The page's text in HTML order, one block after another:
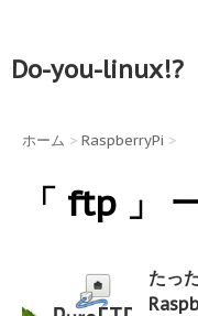
Do-you-linux!?
ホーム > RaspberryPi >
「 ftp 」
たっ